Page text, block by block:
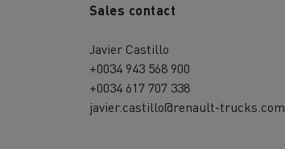
Sales contact
Javier Castillo
+0034 943 568 900
+0034 617 707 338
javier.castillo@renault-trucks.com